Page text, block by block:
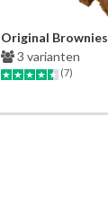
Original Brownies
3 varianten
(7)